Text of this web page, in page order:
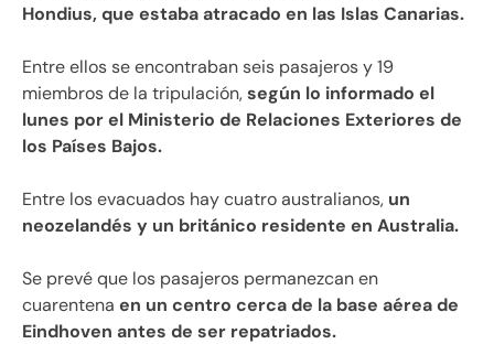
Hondius, que estaba atracado en las Islas Canarias.
Entre ellos se encontraban seis pasajeros y 19
miembros de la tripulación,según lo informado el
lunes por el Ministerio de Relaciones Exteriores de
los Países Bajos.
Entre los evacuados hay cuatro australianos, un
neozelandés y un británico residente en Australia.
Se prevé que los pasajeros permanezcan en
cuarentena en un centro cerca de la base aérea de
Eindhoven antes de ser repatriados.